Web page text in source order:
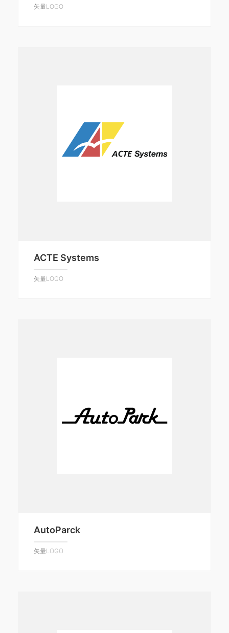
矢量LOGO
ACTE Systems
矢量LOGO
AutoParck
矢量LOGO